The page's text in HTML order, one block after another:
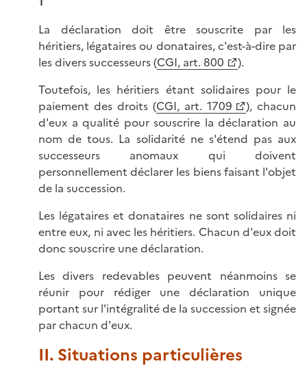
La déclaration doit être souscrite par les
héritiers, légataires ou donataires, c'est-à-dire par
les divers successeurs (CGI, art. 800
).
Toutefois, les héritiers étant solidaires pour le
paiement des droits (CGI, art. 1709
), chacun
d'eux a qualité pour souscrire la déclaration au
nom de tous. La solidarité ne s'étend pas aux
successeurs anomaux qui doivent
personnellement déclarer les biens faisant l'objet
de la succession.
Les légataires et donataires ne sont solidaires ni
entre eux, ni avec les héritiers. Chacun d'eux doit
donc souscrire une déclaration.
Les divers redevables peuvent néanmoins se
réunir pour rédiger une déclaration unique
portant sur l'intégralité de la succession et signée
par chacun d'eux.
II. Situations particulières